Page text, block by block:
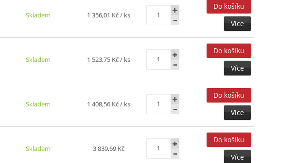
Skladem 1 356,01 Kč/ ks
Více
Skladem 1 523,75 Kč/ ks
Více
Skladem 1 408,56 Kč/ ks
Více
Skladem 3 839,69 Kč
Více